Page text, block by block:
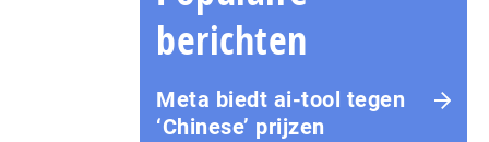
berichten
Meta biedt ai-tool tegen
‘Chinese’ prijzen